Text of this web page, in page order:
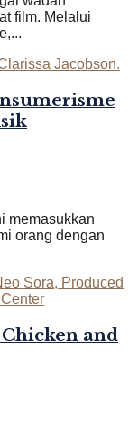
film. Melalui
memasukkan
orang dengan
and